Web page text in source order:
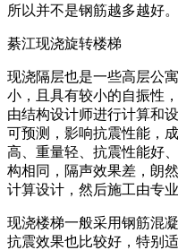
所以并不是钢筋越多越好。
綦江现浇旋转楼梯
现浇隔层也是一些高层公
小，且具有较小的自振性
由结构设计师进行计算和
可预测，影响抗震性能，
高、重量轻、抗震性能好
构相同，隔声效果差，朗
计算设计，然后施工由专业
现浇楼梯一般采用钢筋混
抗震效果也比较好，特别